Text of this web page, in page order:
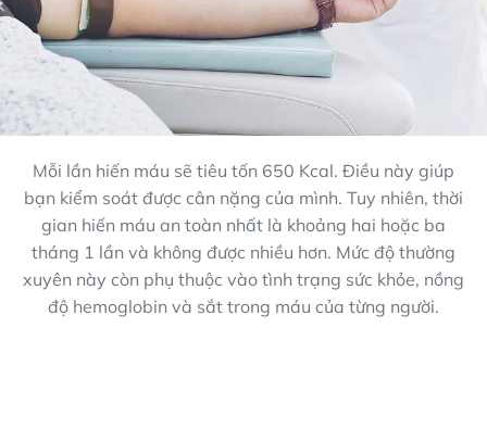
Mỗi lần hiến máu sẽ tiêu tốn 650 Kcal. Điều này giúp
bạn kiểm soát được cân nặng của mình. Tuy nhiên, thời
gian hiến máu an toàn nhất là khoảng hai hoặc ba
tháng 1 lần và không được nhiều hơn. Mức độ thường
xuyên này còn phụ thuộc vào tình trạng sức khỏe, nồng
độ hemoglobin và sắt trong máu của từng người.